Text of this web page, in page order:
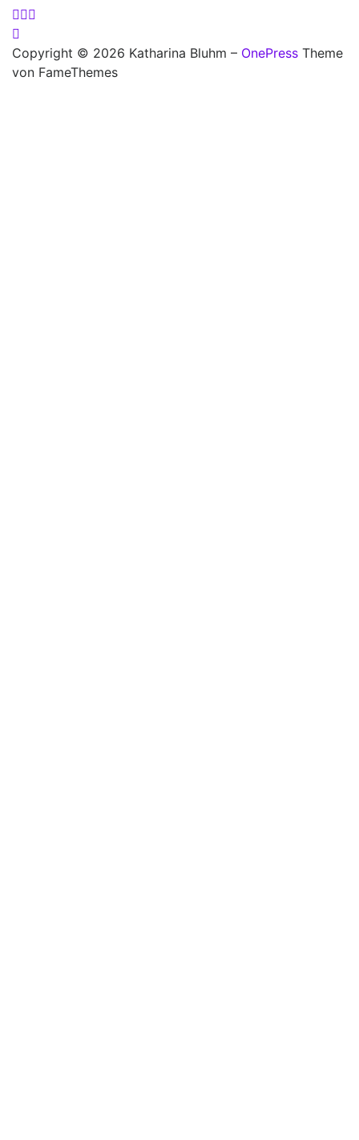
Copyright © 2026 Katharina Bluhm – OnePress Theme
von FameThemes